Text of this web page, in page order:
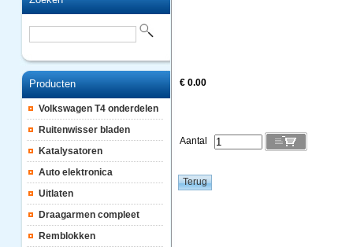
Producten
Volkswagen T4 onderdelen
Ruitenwisser bladen
Katalysatoren
Auto elektronica
Uitlaten
Draagarmen compleet
Remblokken
€ 0.00
Aantal